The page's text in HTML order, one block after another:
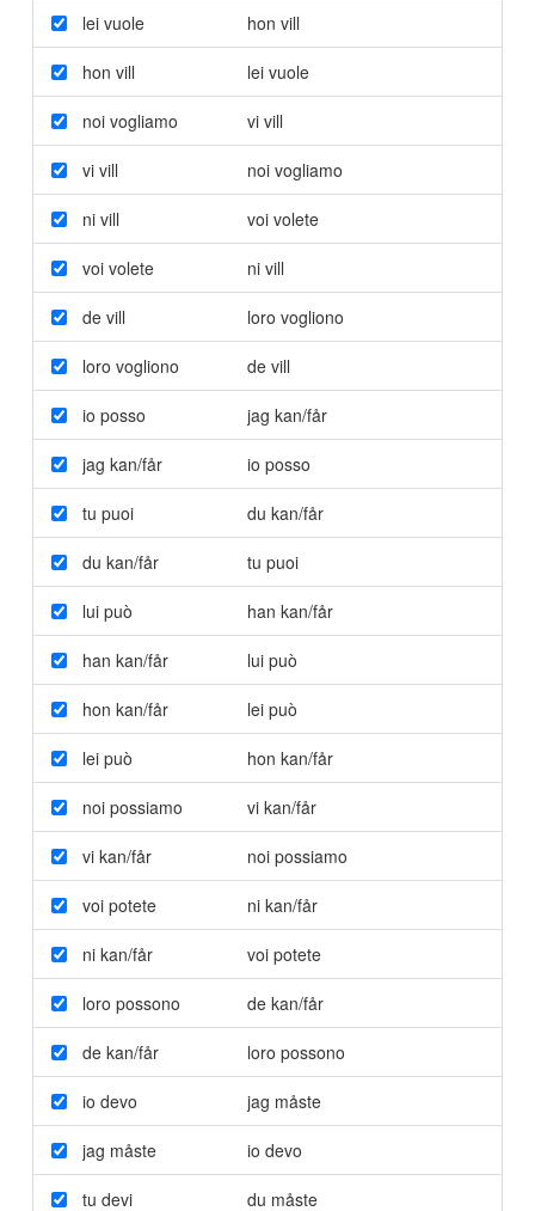
lei vuole hon vill
hon vill lei vuole
noi vogliamo vi vill
vi vill noi vogliamo
ni vill voi volete
voi volete ni vill
de vill loro vogliono
loro vogliono de vill
io posso jag kan/får
jag kan/får io posso
tu puoi du kan/får
du kan/får tu puoi
lui può han kan/får
han kan/får lui può
hon kan/får lei può
lei può hon kan/får
noi possiamo vi kan/får
vi kan/får noi possiamo
voi potete ni kan/får
ni kan/får voi potete
loro possono de kan/får
de kan/får loro possono
io devo jag måste
jag måste io devo
tu devi du måste